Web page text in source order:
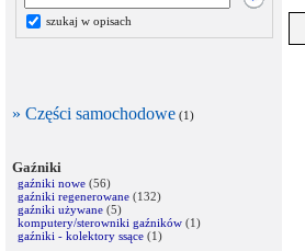
szukaj w opisach
» Części samochodowe (1)
Gaźniki
gaźniki nowe (56)
gaźniki regenerowane (132)
gaźniki używane (5)
komputery/sterowniki gaźników (1)
gaźniki - kolektory ssące (1)